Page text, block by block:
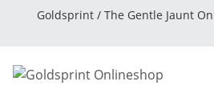
Goldsprint / The Gentle Jaunt